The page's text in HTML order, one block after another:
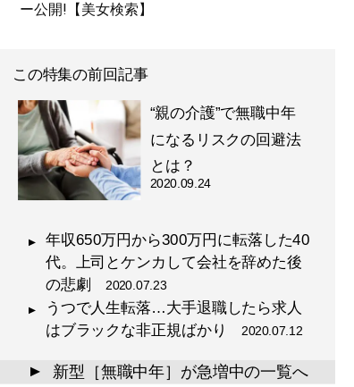
ー公開!【美女検索】
この特集の前回記事
“親の介護”で無職中年
になるリスクの回避法
とは？
2020.09.24
年収650万円から300万円に転落した40
代。上司とケンカして会社を辞めた後
の悲劇2020.07.23
うつで人生転落…大手退職したら求人
はブラックな非正規ばかり2020.07.12
▲ 新型［無職中年］が急増中の一覧へ